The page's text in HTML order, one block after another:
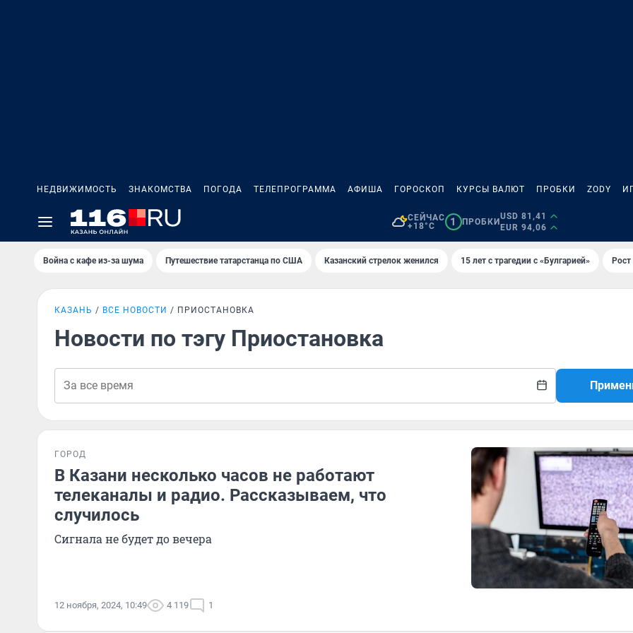
НЕДВИЖИМОСТЬ ЗНАКОМСТВА ПОГОДА ТЕЛЕПРОГРАММА АФИША ГОРОСКОП КУРСЫ ВАЛЮТ ПРОБКИ ZODY
СЕЙЧАС
+18°C
1 ПРОБКИ
USD 81,41
EUR 94,06
Война с кафе из-за шума Путешествие татарстанца по США Казанский стрелок женился 15 лет с трагедии с «Булгарией»
КАЗАНЬ ВСЕ НОВОСТИ ПРИОСТАНОВКА
Новости по тэгу Приостановка
ГОРОД
В Казани несколько часов не работают
телеканалы и радио. Рассказываем, что
случилось
Сигнала не будет до вечера
12 ноября, 2024, 10:49 4 119 1